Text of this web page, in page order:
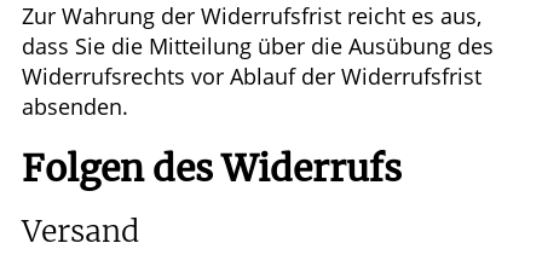
Zur Wahrung der Widerrufsfrist reicht es aus,
dass Sie die Mitteilung über die Ausübung des
Widerrufsrechts vor Ablauf der Widerrufsfrist
absenden.
Folgen des Widerrufs
Versand